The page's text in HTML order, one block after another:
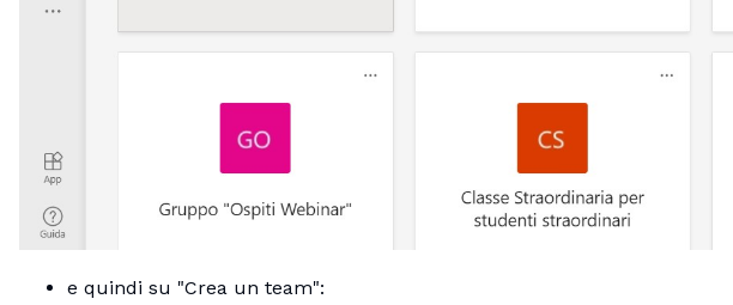
e quindi su "Crea un team":